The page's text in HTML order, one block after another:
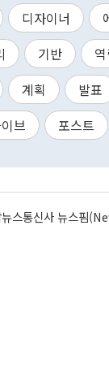
디자이너
기반
계획 발표
브 포스트
스통신사 뉴스핌